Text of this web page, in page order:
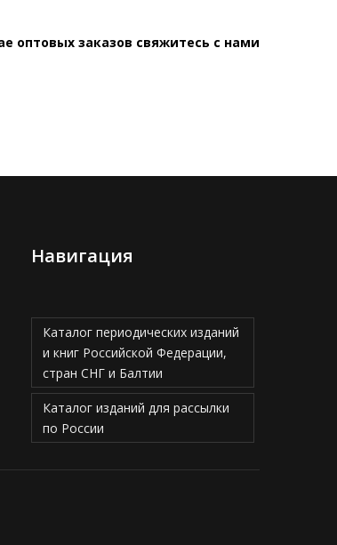
оптовых заказов свяжитесь с нами
Навигация
Каталог периодических изданий
и книг Российской Федерации,
стран СНГ и Балтии
Каталог изданий для рассылки
по России